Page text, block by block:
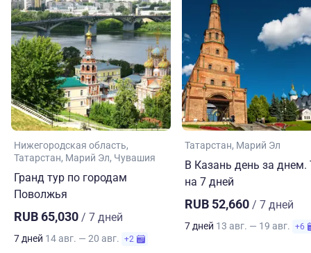
Нижегородская область
Татарстан Марий Эл Чувашия
Гранд тур по городам
Поволжья
RUB 65,030 / 7 дней
7 дней 14 авг. — 20 авг. +2
Татарстан Марий Эл
В Казань день за днем.
на 7 дней
RUB 52,660 / 7 дней
7 дней 13 авг. — 19 авг. +6